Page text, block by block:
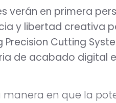
verán en primera
y libertad creativa
Cutting
de acabado digital
manera en que la